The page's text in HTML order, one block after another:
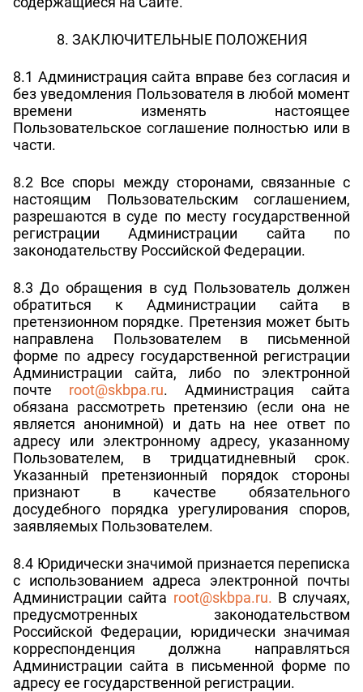
8. ЗАКЛЮЧИТЕЛЬНЫЕ ПОЛОЖЕНИЯ
8.1 Администрация сайта вправе без согласия и
без уведомления Пользователя в любой момент
времени изменять настоящее
Пользовательское соглашение полностью или в
части.
8.2 Все споры между сторонами, связанные с
настоящим Пользовательским соглашением,
разрешаются в суде по месту государственной
регистрации Администрации сайта по
законодательству Российской Федерации.
8.3 До обращения в суд Пользователь должен
обратиться к Администрации сайта в
претензионном порядке. Претензия может быть
направлена Пользователем в письменной
форме по адресу государственной регистрации
Администрации сайта, либо по электронной
почте root@skbpa.ru. Администрация сайта
обязана рассмотреть претензию (если она не
является анонимной) и дать на нее ответ по
адресу или электронному адресу, указанному
Пользователем, в тридцатидневный срок.
Указанный претензионный порядок стороны
признают в качестве обязательного
досудебного порядка урегулирования споров,
заявляемых Пользователем.
8.4 Юридически значимой признается переписка
с использованием адреса электронной почты
Администрации сайта root@skbpa.ru. В случаях,
предусмотренных законодательством
Российской Федерации, юридически значимая
корреспонденция должна направляться
Администрации сайта в письменной форме по
адресу ее государственной регистрации.